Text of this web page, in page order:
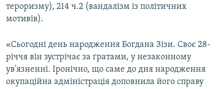
тероризму), 214 ч.2 (вандалізм із політичних
мотивів).
«Сьогодні день народження Богдана Зізи. Своє 28-
річчя він зустрічає за ґратами, у незаконному
ув'язненні. Іронічно, що саме до дня народження
окупаційна адміністрація доповнила його справу